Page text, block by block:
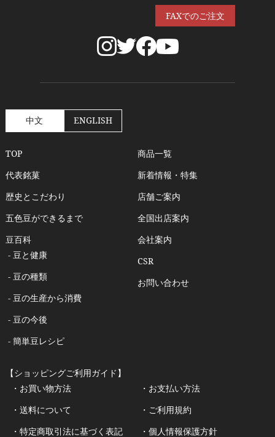
FAXでのご注文
中文 ENGLISH
TOP
代表銘菓
歴史とこだわり
五色豆ができるまで
豆百科
- 豆と健康
- 豆の種類
- 豆の生産から消費
- 豆の今後
- 簡単豆レシピ
商品一覧
新着情報・特集
店舗ご案内
全国出店案内
会社案内
CSR
お問い合わせ
【ショッピングご利用ガイド】
・お買い物方法
・お支払い方法
・送料について
・ご利用規約
・特定商取引法に基づく表記
・個人情報保護方針